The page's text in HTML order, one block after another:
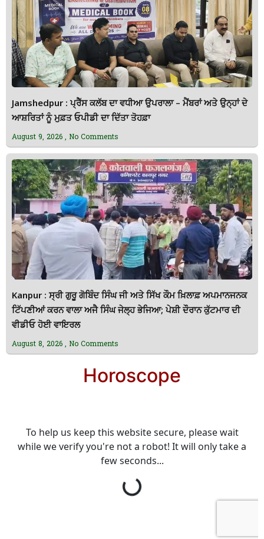
Jamshedpur : ਪ੍ਰੈੱਸ ਕਲੱਬ ਦਾ ਵਧੀਆ ਉਪਰਾਲਾ – ਮੈਂਬਰਾਂ ਅਤੇ ਉਨ੍ਹਾਂ ਦੇ
ਆਸ਼ਰਿਤਾਂ ਨੂੰ ਮੁਫ਼ਤ ਓਪੀਡੀ ਦਾ ਦਿੱਤਾ ਤੋਹਫ਼ਾ
August 9, 2026 No Comments
Kanpur : ਸ੍ਰੀ ਗੁਰੂ ਗੋਬਿੰਦ ਸਿੰਘ ਜੀ ਅਤੇ ਸਿੱਖ ਕੌਮ ਖ਼ਿਲਾਫ਼ ਅਪਮਾਨਜਨਕ
ਟਿੱਪਣੀਆਂ ਕਰਨ ਵਾਲਾ ਅਜੈ ਸਿੰਘ ਜੇਲ੍ਹ ਭੇਜਿਆ; ਪੇਸ਼ੀ ਦੌਰਾਨ ਕੁੱਟਮਾਰ ਦੀ
ਵੀਡੀਓ ਹੋਈ ਵਾਇਰਲ
August 8, 2026 No Comments
Horoscope